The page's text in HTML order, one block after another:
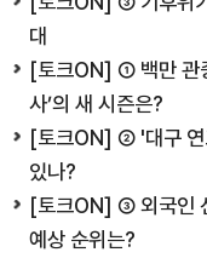
대
[토크ON] ① 백만 관
사’의 새 시즌은?
[토크ON] ② '대구 연
있나?
[토크ON] ③ 외국인
예상 순위는?